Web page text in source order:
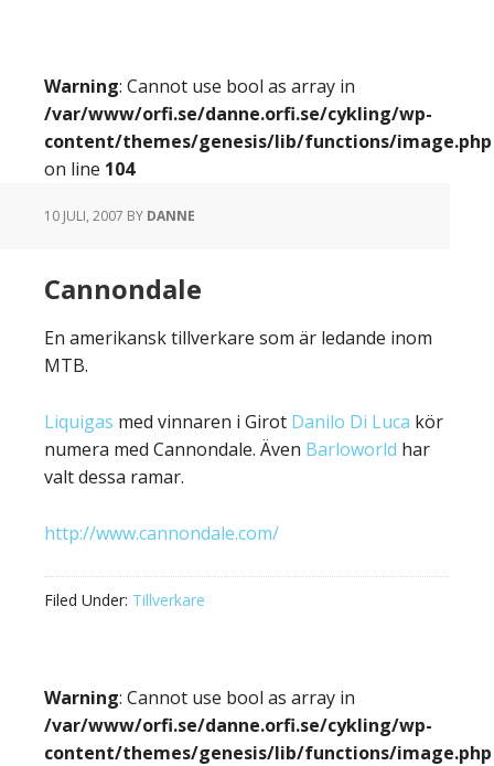
Warning: Cannot use bool as array in
/var/www/orfi.se/danne.orfi.se/cykling/wp-
content/themes/genesis/lib/functions/image.php
on line 104
10 JULI, 2007 BY DANNE
Cannondale
En amerikansk tillverkare som är ledande inom
MTB.
Liquigas med vinnaren i Girot Danilo Di Luca kör
numera med Cannondale. Även Barloworld har
valt dessa ramar.
http://www.cannondale.com/
Filed Under: Tillverkare
Warning: Cannot use bool as array in
/var/www/orfi.se/danne.orfi.se/cykling/wp-
content/themes/genesis/lib/functions/image.php